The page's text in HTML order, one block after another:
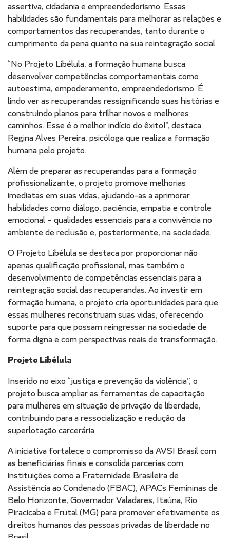
assertiva, cidadania e empreendedorismo. Essas
habilidades são fundamentais para melhorar as relações e
comportamentos das recuperandas, tanto durante o
cumprimento da pena quanto na sua reintegração social.
“No Projeto Libélula, a formação humana busca
desenvolver competências comportamentais como
autoestima, empoderamento, empreendedorismo. É
lindo ver as recuperandas ressignificando suas histórias e
construindo planos para trilhar novos e melhores
caminhos. Esse é o melhor indício do êxito!”, destaca
Regina Alves Pereira, psicóloga que realiza a formação
humana pelo projeto.
Além de preparar as recuperandas para a formação
profissionalizante, o projeto promove melhorias
imediatas em suas vidas, ajudando-as a aprimorar
habilidades como diálogo, paciência, empatia e controle
emocional – qualidades essenciais para a convivência no
ambiente de reclusão e, posteriormente, na sociedade.
O Projeto Libélula se destaca por proporcionar não
apenas qualificação profissional, mas também o
desenvolvimento de competências essenciais para a
reintegração social das recuperandas. Ao investir em
formação humana, o projeto cria oportunidades para que
essas mulheres reconstruam suas vidas, oferecendo
suporte para que possam reingressar na sociedade de
forma digna e com perspectivas reais de transformação.
Projeto Libélula
Inserido no eixo “justiça e prevenção da violência”, o
projeto busca ampliar as ferramentas de capacitação
para mulheres em situação de privação de liberdade,
contribuindo para a ressocialização e redução da
superlotação carcerária.
A iniciativa fortalece o compromisso da AVSI Brasil com
as beneficiárias finais e consolida parcerias com
instituições como a Fraternidade Brasileira de
Assistência ao Condenado (FBAC), APACs Femininas de
Belo Horizonte, Governador Valadares, Itaúna, Rio
Piracicaba e Frutal (MG) para promover efetivamente os
direitos humanos das pessoas privadas de liberdade no